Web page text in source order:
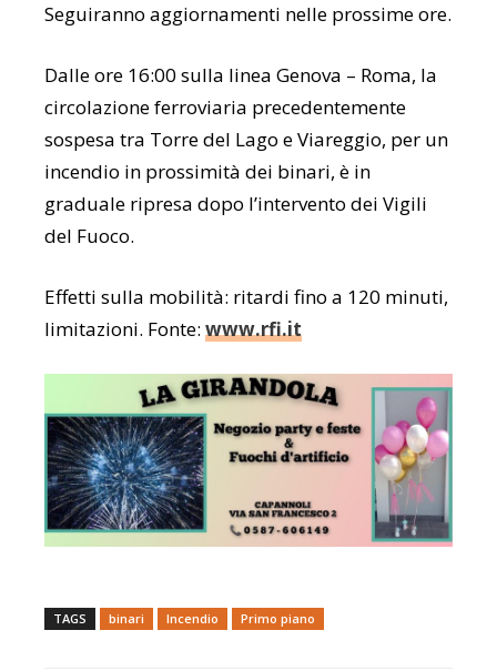
Seguiranno aggiornamenti nelle prossime ore.
Dalle ore 16:00 sulla linea Genova – Roma, la
circolazione ferroviaria precedentemente
sospesa tra Torre del Lago e Viareggio, per un
incendio in prossimità dei binari, è in
graduale ripresa dopo l’intervento dei Vigili
del Fuoco.
Effetti sulla mobilità: ritardi fino a 120 minuti,
limitazioni. Fonte: www.rfi.it
TAGS binari Incendio Primo piano